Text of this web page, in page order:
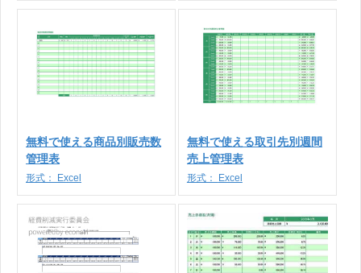
無料で使える商品別販売数
管理表
形式： Excel
無料で使える取引先別週間
売上管理表
形式： Excel